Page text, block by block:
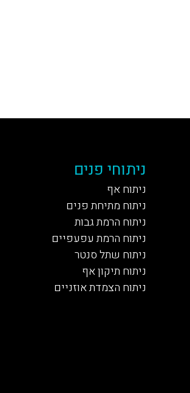
ניתוחי פנים
ניתוח אף
ניתוח מתיחת פנים
ניתוח הרמת גבות
ניתוח הרמת עפעפיים
ניתוח שתל סנטר
ניתוח תיקון אף
ניתוח הצמדת אוזניים